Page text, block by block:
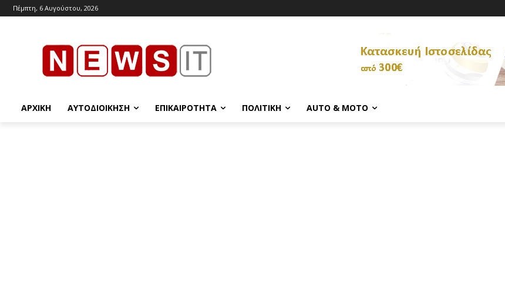
Πέμπτη, 6 Αυγούστου, 2026
ΑΡΧΙΚΉ ΑΥΤΟΔΙΟΊΚΗΣΗ ΕΠΙΚΑΙΡΌΤΗΤΑ ΠΟΛΙΤΙΚΉ AUTO & MOTO